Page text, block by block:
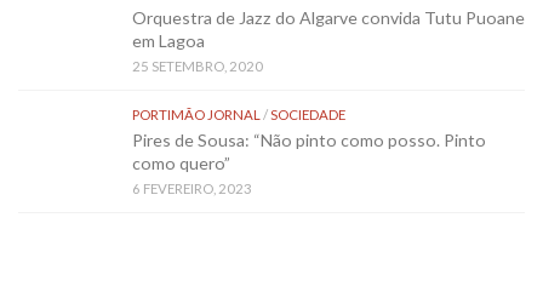
Orquestra de Jazz do Algarve convida Tutu Puoane
em Lagoa
25 SETEMBRO, 2020
PORTIMÃO JORNAL / SOCIEDADE
Pires de Sousa: “Não pinto como posso. Pinto
como quero”
6 FEVEREIRO, 2023